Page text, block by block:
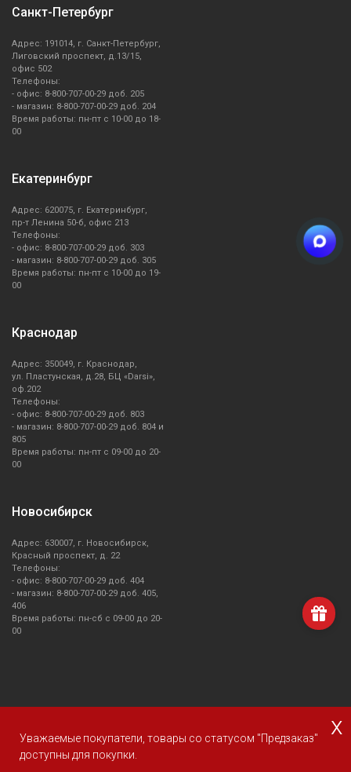
x
Уважаемые покупатели, товары со статусом "Предзаказ"
доступны для покупки.
Санкт-Петербург
Адрес: 191014, г. Санкт-Петербург,
Лиговский проспект, д.13/15,
офис 502
Телефоны:
- офис: 8-800-707-00-29 доб. 205
- магазин: 8-800-707-00-29 доб. 204
Время работы: пн-пт с 10-00 до 18-
00
Екатеринбург
Адрес: 620075, г. Екатеринбург,
пр-т Ленина 50-б, офис 213
Телефоны:
- офис: 8-800-707-00-29 доб. 303
- магазин: 8-800-707-00-29 доб. 305
Время работы: пн-пт с 10-00 до 19-
00
Краснодар
Адрес: 350049, г. Краснодар,
ул. Пластунская, д.28, БЦ «Darsi»,
оф.202
Телефоны:
- офис: 8-800-707-00-29 доб. 803
- магазин: 8-800-707-00-29 доб. 804 и
805
Время работы: пн-пт с 09-00 до 20-
00
Новосибирск
Адрес: 630007, г. Новосибирск,
Красный проспект, д. 22
Телефоны:
- офис: 8-800-707-00-29 доб. 404
- магазин: 8-800-707-00-29 доб. 405,
406
Время работы: пн-сб с 09-00 до 20-
00